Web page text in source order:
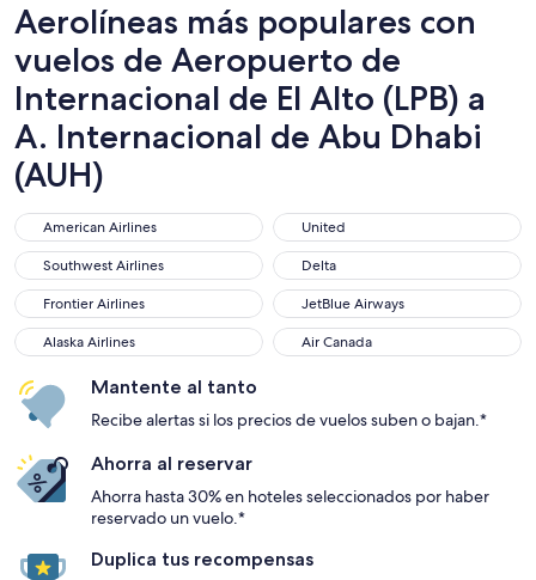
Aerolíneas más populares con
vuelos de Aeropuerto de
Internacional de El Alto (LPB) a
A. Internacional de Abu Dhabi
(AUH)
American Airlines
American Airlines United
United
Southwest Airlines
Southwest Airlines Delta
Delta
Frontier Airlines
Frontier Airlines JetBlue Airways
JetBlue Airways
Alaska Airlines
Alaska Airlines Air Canada
Air Canada
Mantente al tanto
Recibe alertas si los precios de vuelos suben o bajan.*
Ahorra al reservar
Ahorra hasta 30% en hoteles seleccionados por haber
reservado un vuelo.*
Duplica tus recompensas